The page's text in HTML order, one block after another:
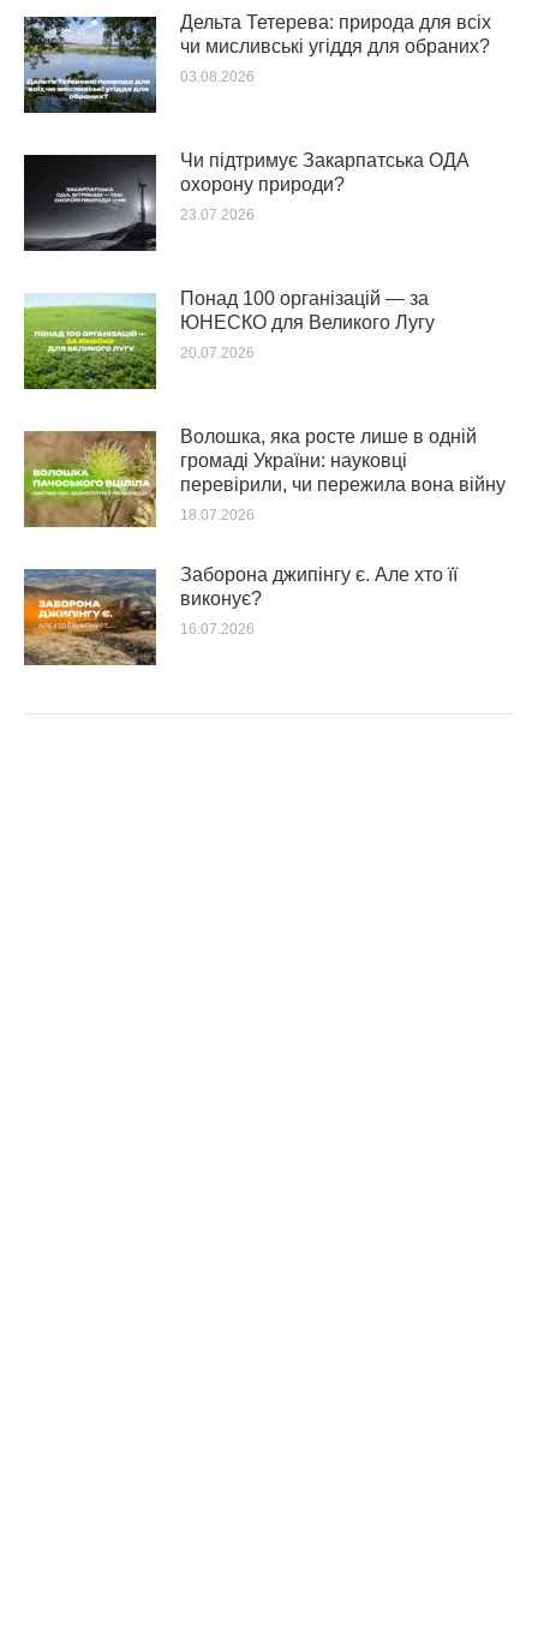
Дельта Тетерева: природа для всіх
чи мисливські угіддя для обраних?
03.08.2026
Чи підтримує Закарпатська ОДА
охорону природи?
23.07.2026
Понад 100 організацій — за
ЮНЕСКО для Великого Лугу
20.07.2026
Волошка, яка росте лише в одній
громаді України: науковці
перевірили, чи пережила вона війну
18.07.2026
Заборона джипінгу є. Але хто її
виконує?
16.07.2026